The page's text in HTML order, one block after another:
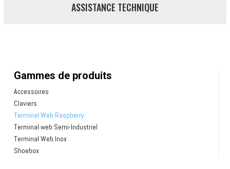
ASSISTANCE TECHNIQUE
Gammes de produits
Accessoires
Claviers
Terminal Web Raspberry
Terminal web Semi-Industriel
Terminal Web Inox
Shoebox